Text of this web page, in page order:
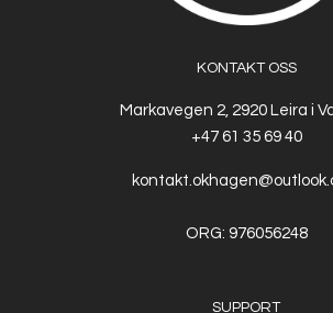
KONTAKT OSS
Markavegen 2, 2920 Leira i
+47 61 35 69 40
ORG: 976056248
SUPPORT